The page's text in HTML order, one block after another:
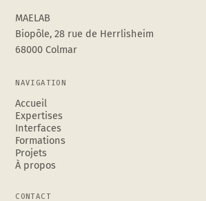
MAELAB
Biopôle, 28 rue de Herrlisheim
68000 Colmar
NAVIGATION
Accueil
Expertises
Interfaces
Formations
Projets
À propos
CONTACT